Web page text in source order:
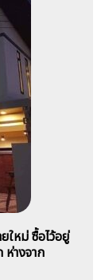
ใหม่ ซื้อไว้อยู่
ห่างจาก